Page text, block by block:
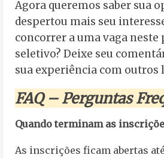
Agora queremos saber sua
despertou mais seu
concorrer a uma vaga neste
seletivo? Deixe seu
sua experiência com outros
FAQ – Perguntas
Quando terminam as
As inscrições ficam abertas